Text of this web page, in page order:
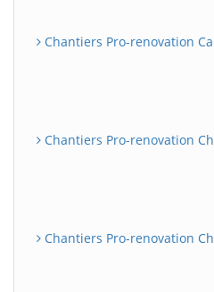
Chantiers Pro-renovation
Chantiers Pro-renovation
Chantiers Pro-renovation